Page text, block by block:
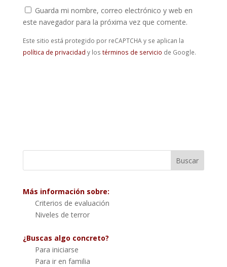
Guarda mi nombre, correo electrónico y web en
este navegador para la próxima vez que comente.
Este sitio está protegido por reCAPTCHA y se aplican la
política de privacidad y los términos de servicio de Google.
Más información sobre:
Criterios de evaluación
Niveles de terror
¿Buscas algo concreto?
Para iniciarse
Para ir en familia